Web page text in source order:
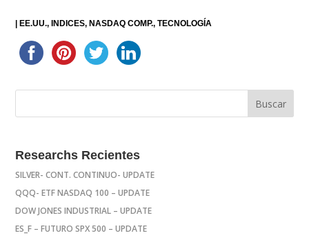
EE.UU. INDICES NASDAQ COMP. TECNOLOGÍA
Researchs Recientes
SILVER- CONT. CONTINUO- UPDATE
QQQ- ETF NASDAQ 100 – UPDATE
DOW JONES INDUSTRIAL – UPDATE
ES_F – FUTURO SPX 500 – UPDATE